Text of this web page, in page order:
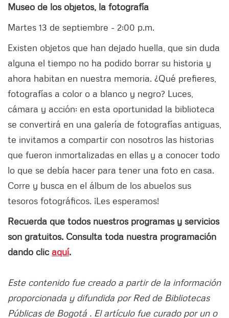
Museo de los objetos, la fotografía
Martes 13 de septiembre - 2:00 p.m.
Existen objetos que han dejado huella, que sin duda
alguna el tiempo no ha podido borrar su historia y
ahora habitan en nuestra memoria. ¿Qué prefieres,
fotografías a color o a blanco y negro? Luces,
cámara y acción: en esta oportunidad la biblioteca
se convertirá en una galería de fotografías antiguas,
te invitamos a compartir con nosotros las historias
que fueron inmortalizadas en ellas y a conocer todo
lo que se debía hacer para tener una foto en casa.
Corre y busca en el álbum de los abuelos sus
tesoros fotográficos. ¡Les esperamos!
Recuerda que todos nuestros programas y servicios
son gratuitos. Consulta toda nuestra programación
dando clic aquí.
Este contenido fue creado a partir de la información
proporcionada y difundida por Red de Bibliotecas
Públicas de Bogotá . El artículo fue curado por un o